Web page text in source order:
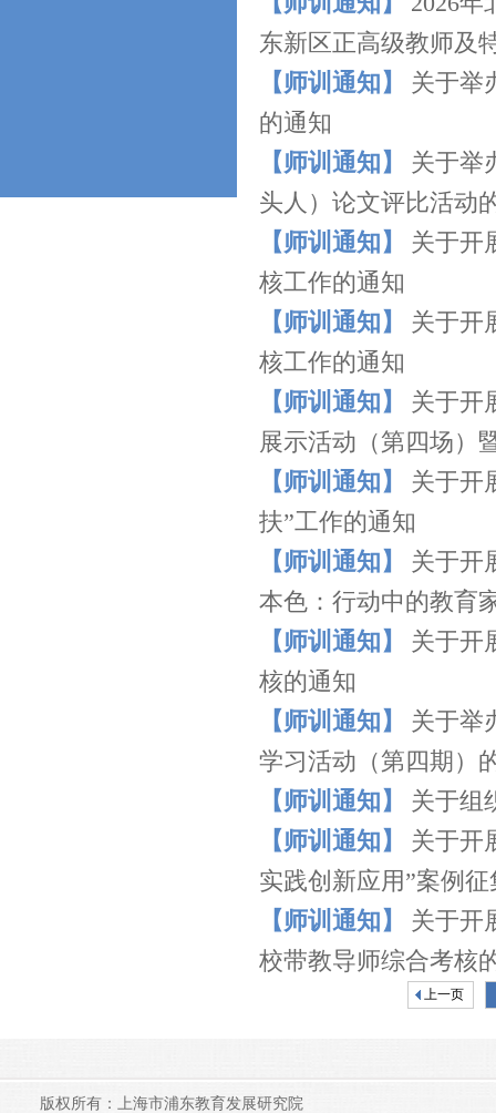
东新区正高级教师及
【师训通知】
关于举
的通知
【师训通知】
关于举
头人）论文评比活动
【师训通知】
关于开
核工作的通知
【师训通知】
关于开
核工作的通知
【师训通知】
关于开
展示活动（第四场）
【师训通知】
关于开
扶”工作的通知
【师训通知】
关于开
本色：行动中的教育
【师训通知】
关于开
核的通知
【师训通知】
关于举
学习活动（第四期）
【师训通知】
关于组
【师训通知】
关于开
实践创新应用”案例
【师训通知】
关于开
校带教导师综合考核
上一页
版权所有：上海市浦东教育发展研究院